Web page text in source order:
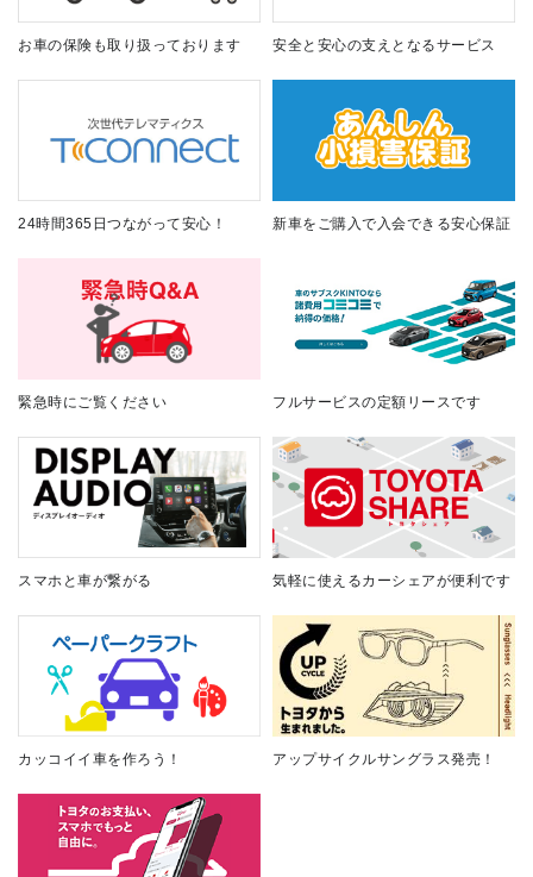
お車の保険も取り扱っております 安全と安心の支えとなるサービス
24時間365日つながって安心！ 新車をご購入で入会できる安心保証
緊急時にご覧ください フルサービスの定額リースです
スマホと車が繋がる 気軽に使えるカーシェアが便利です
カッコイイ車を作ろう！ アップサイクルサングラス発売！